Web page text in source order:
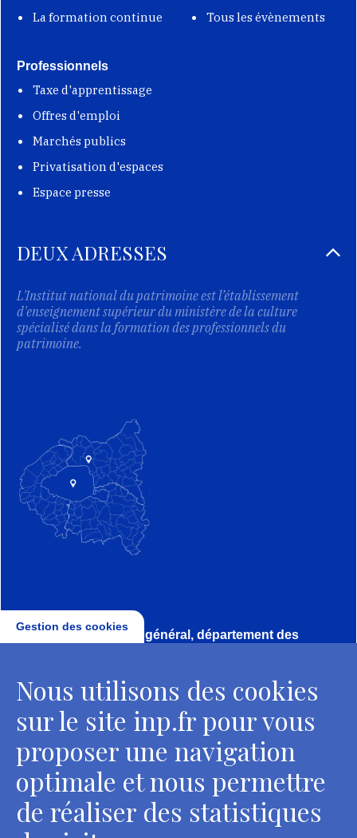
La formation continue
Tous les évènements
Professionnels
Taxe d'apprentissage
Offres d'emploi
Marchés publics
Privatisation d'espaces
Espace presse
DEUX ADRESSES
L'Institut national du patrimoine est l’établissement
d'enseignement supérieur du ministère de la culture
spécialisé dans la formation des professionnels du
patrimoine.
Direction, secrétariat général, département des
2 rue Vivienne - 75002 Paris
Tél. : + 33 1 44 41 16 41
Contacts
Département des restaurateurs
Gestion des cookies
Nous utilisons des cookies
sur le site inp.fr pour vous
proposer une navigation
optimale et nous permettre
de réaliser des statistiques